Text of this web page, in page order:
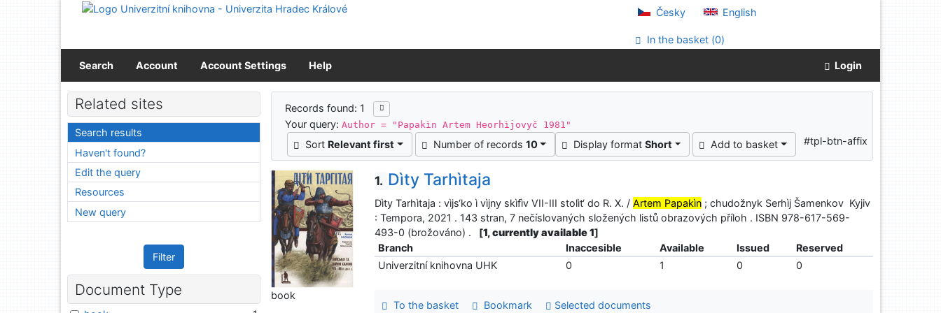
Go to content
Česky English
In the basket (0)
Search Account Account Settings Help Login
Search results
Records found: 1
Your query:Author = "Papakìn Artem Heorhìjovyč 1981"
Sort Relevant first Number of records 10 Display format Short Add to basket #tpl-btn-affix
1. Dìty Tarhìtaja
Dìty Tarhìtaja : vìjs‘ko ì vìjny skìfìv VII-III stolìt‘ do R. X. /Artem Papakìn ; chudožnyk Serhìj Šamenkov Kyjiv
: Tempora, 2021 . 143 stran, 7 nečíslovaných složených listů obrazových příloh . ISBN 978-617-569-
493-0 (brožováno) .
[1, currently available 1]
Branch
Inaccesible Available Issued
Reserved
Univerzitní knihovna UHK
0 1 0 0
To the basket Bookmark Selected documents
book
Related sites
Search results
Haven't found?
Edit the query
Resources
New query
Filter
Document Type